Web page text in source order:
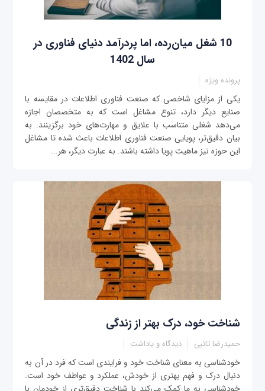
10 شغل میان‌رده، اما پردرآمد دنیای فناوری در
سال 1402
پرونده ویژه
یکی از مزایای شاخصی که صنعت فناوری اطلاعات در مقایسه با
صنایع دیگر دارد، تنوع مشاغل است که به متخصصان اجازه
می‌دهد شغلی متناسب با علایق و مهارت‌های خود برگزینند. به
بیان دقیق‌تر، پویایی صنعت فناوری اطلاعات باعث شده تا مشاغل
این حوزه نیز ماهیت پویا داشته باشند. به عبارت دیگر، هر...
شناخت خود، درک بهتر از زندگی
حمیدرضا تائبی دیدگاه و یاداشت
خودشناسی به معنای شناخت خود و فرایندی است که فرد در آن به
دنبال درک و فهم بهتری از خودش، عملکرد و عواطف خود است.
خودشناسی به ما کمک می‌کند با شناخت دقیق‌تری از خودمان با